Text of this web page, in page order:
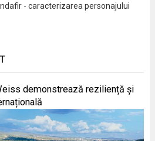
- caracterizarea personajului
demonstrează reziliență și